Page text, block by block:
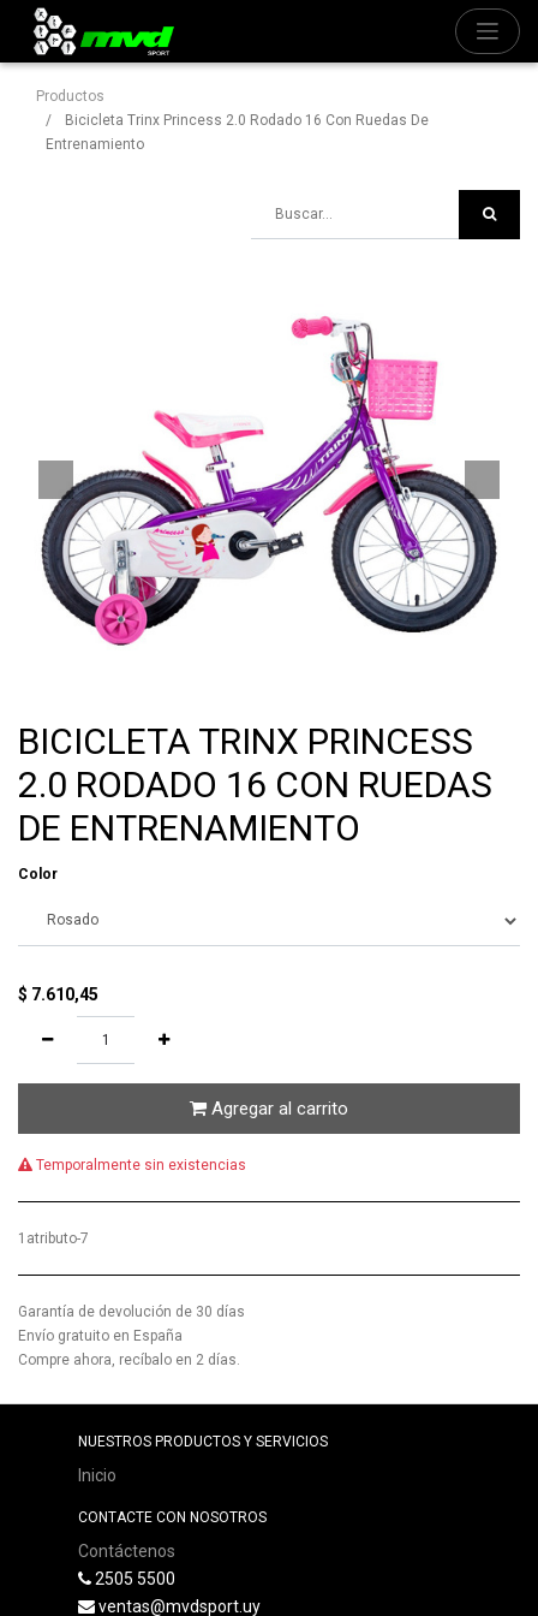
Productos
Bicicleta Trinx Princess 2.0 Rodado 16 Con Ruedas De
Entrenamiento
BICICLETA TRINX PRINCESS
2.0 RODADO 16 CON RUEDAS
DE ENTRENAMIENTO
Color
$ 7.610,45
Agregar al carrito
Temporalmente sin existencias
1atributo-7
Garantía de devolución de 30 días
Envío gratuito en España
Compre ahora, recíbalo en 2 días.
NUESTROS PRODUCTOS Y SERVICIOS
Inicio
CONTACTE CON NOSOTROS
Contáctenos
2505 5500
ventas@mvdsport.uy